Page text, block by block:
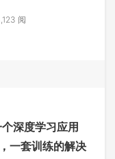
阅
深度学习应用
一套训练的解决